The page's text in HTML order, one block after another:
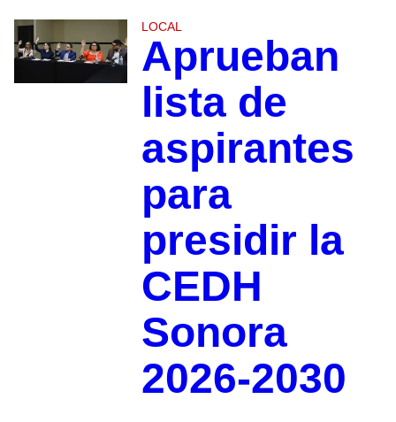
LOCAL
Aprueban
lista de
aspirantes
para
presidir la
CEDH
Sonora
2026-2030